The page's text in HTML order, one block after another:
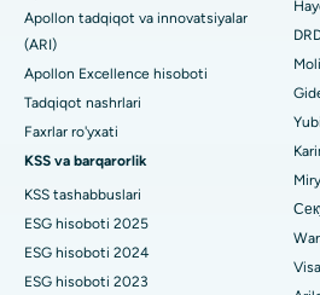
Nyu-Dehlidagi eng yaxshi shifoxona
DRDO, Haydaroboddagi eng yaxshi
GS Road, Guwahati shahridagi eng
Hyderguda, Haydaroboddagi eng
Vijay Nagar, Indoredagi eng yaxshi
Suryaraopeta Main Road,
Polipektomiya
Mulohaza miya stimulyatsiyasi
Buyrak biopsiyasi
Paratiroidektomiya
Apollon tadqiqot va innovatsiyalar
(ARI)
Apollon Excellence hisoboti
Tadqiqot nashrlari
Faxrlar ro'yxati
KSS va barqarorlik
KSS tashabbuslari
ESG hisoboti 2025
ESG hisoboti 2024
ESG hisoboti 2023